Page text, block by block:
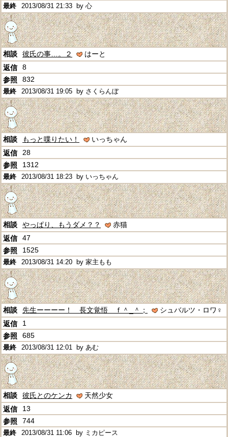
2013/08/31 21:33 by 心
彼氏の事…。２
はーと
8
832
2013/08/31 19:05 by さくらんぼ
もっと喋りたい！
いっちゃん
28
1312
2013/08/31 18:23 by いっちゃん
やっぱり、もうダメ？？
赤猫
47
1525
2013/08/31 14:20 by 家主もも
先生ーーーー！ 長文覚悟 ｆ＾_＾；
シュバルツ・ロワ♀
1
685
2013/08/31 12:01 by あむ
彼氏とのケンカ
天然少女
13
744
2013/08/31 11:06 by ミカピース